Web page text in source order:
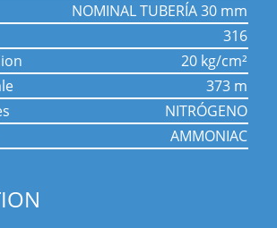
NOMINAL TUBERÍA 30 mm
316
20 kg/cm²
373 m
NITRÓGENO
AMMONIAC